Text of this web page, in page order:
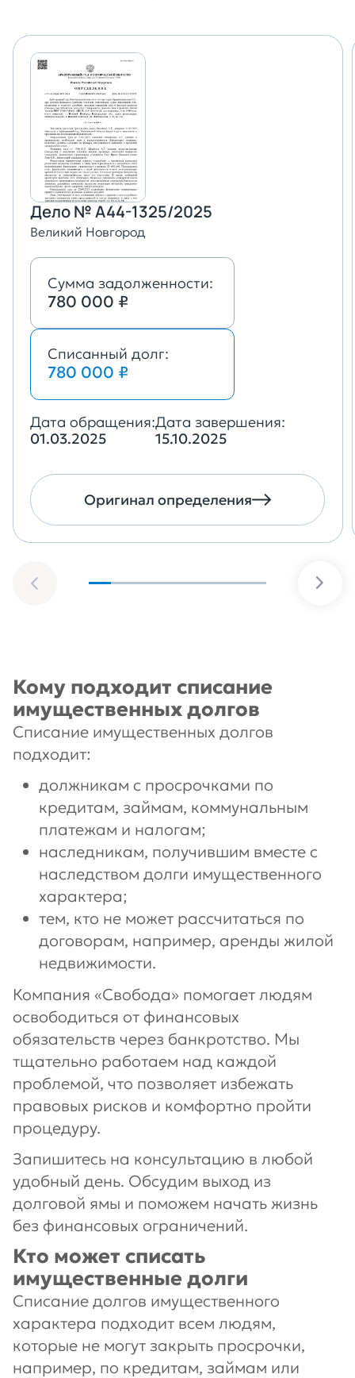
Дело № А44-1325/2025
Великий Новгород
Сумма задолженности:
780 000 ₽
Списанный долг:
780 000 ₽
Дата обращения:
01.03.2025
Дата завершения:
15.10.2025
Оригинал определения
Кому подходит списание
имущественных долгов
Списание имущественных долгов
подходит:
должникам с просрочками по
кредитам, займам, коммунальным
платежам и налогам;
наследникам, получившим вместе с
наследством долги имущественного
характера;
тем, кто не может рассчитаться по
договорам, например, аренды жилой
недвижимости.
Компания «Свобода» помогает людям
освободиться от финансовых
обязательств через банкротство. Мы
тщательно работаем над каждой
проблемой, что позволяет избежать
правовых рисков и комфортно пройти
процедуру.
Запишитесь на консультацию в любой
удобный день. Обсудим выход из
долговой ямы и поможем начать жизнь
без финансовых ограничений.
Кто может списать
имущественные долги
Списание долгов имущественного
характера подходит всем людям,
которые не могут закрыть просрочки,
например, по кредитам, займам или